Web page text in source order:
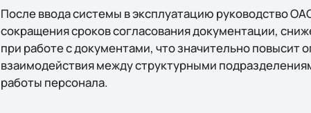
После ввода системы в эксплуатацию руководство
сокращения сроков согласования документации,
при работе с документами, что значительно повысит
взаимодействия между структурными
работы персонала.